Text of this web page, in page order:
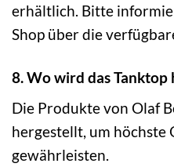
erhältlich. Bitte
Shop über die
8. Wo wird das Tanktop
Die Produkte von Olaf
hergestellt, um höchste
gewährleisten.